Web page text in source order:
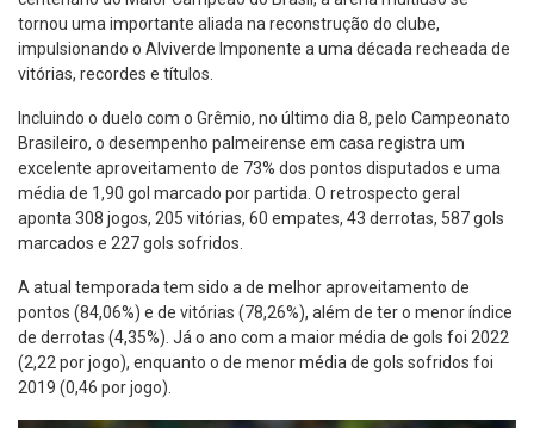
tornou uma importante aliada na reconstrução do clube,
impulsionando o Alviverde Imponente a uma década recheada de
vitórias, recordes e títulos.
Incluindo o duelo com o Grêmio, no último dia 8, pelo Campeonato
Brasileiro, o desempenho palmeirense em casa registra um
excelente aproveitamento de 73% dos pontos disputados e uma
média de 1,90 gol marcado por partida. O retrospecto geral
aponta 308 jogos, 205 vitórias, 60 empates, 43 derrotas, 587 gols
marcados e 227 gols sofridos.
A atual temporada tem sido a de melhor aproveitamento de
pontos (84,06%) e de vitórias (78,26%), além de ter o menor índice
de derrotas (4,35%). Já o ano com a maior média de gols foi 2022
(2,22 por jogo), enquanto o de menor média de gols sofridos foi
2019 (0,46 por jogo).